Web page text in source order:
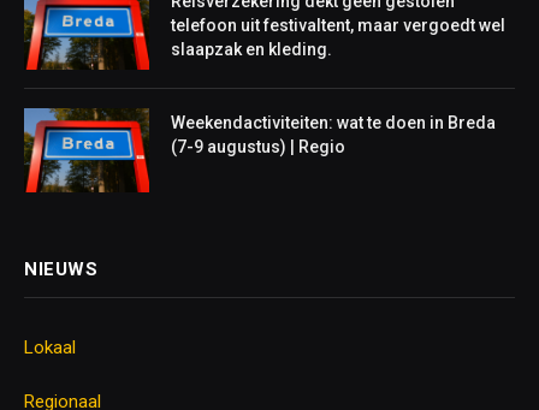
telefoon uit festivaltent, maar vergoedt wel
slaapzak en kleding.
Weekendactiviteiten: wat te doen in Breda
(7-9 augustus) | Regio
NIEUWS
Lokaal
Regionaal